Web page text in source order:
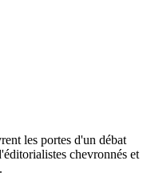
les portes d'un débat
chevronnés et